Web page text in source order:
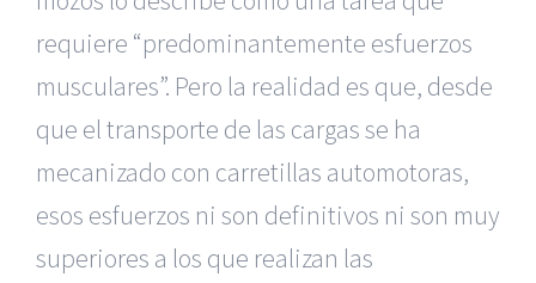
requiere “predominantemente esfuerzos
musculares”. Pero la realidad es que, desde
que el transporte de las cargas se ha
mecanizado con carretillas automotoras,
esos esfuerzos ni son definitivos ni son muy
superiores a los que realizan las